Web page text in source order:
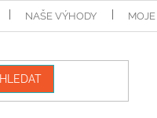
NAŠE VÝHODY MOJE
HLEDAT